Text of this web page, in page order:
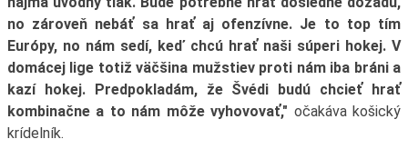
no zároveň nebáť sa hrať aj ofenzívne. Je to top tím
Európy, no nám sedí, keď chcú hrať naši súperi hokej. V
domácej lige totiž väčšina mužstiev proti nám iba bráni a
kazí hokej. Predpokladám, že Švédi budú chcieť hrať
kombinačne a to nám môže vyhovovať," očakáva košický
krídelník.